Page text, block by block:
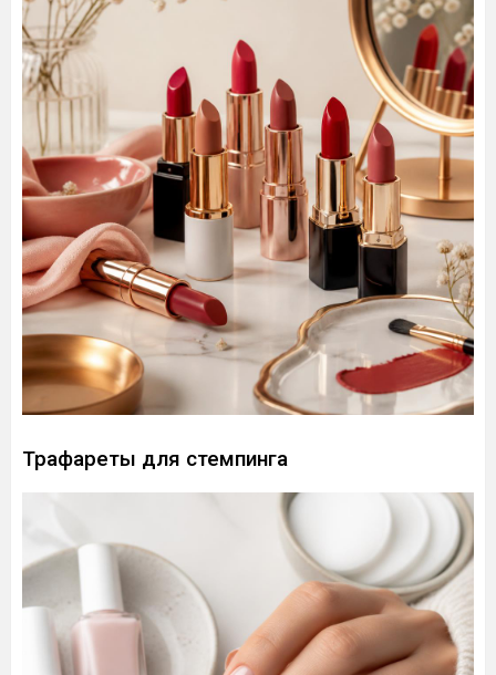
Трафареты для стемпинга